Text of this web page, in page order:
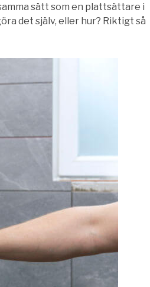
sätt som en plattsättare i
det själv, eller hur? Riktigt så